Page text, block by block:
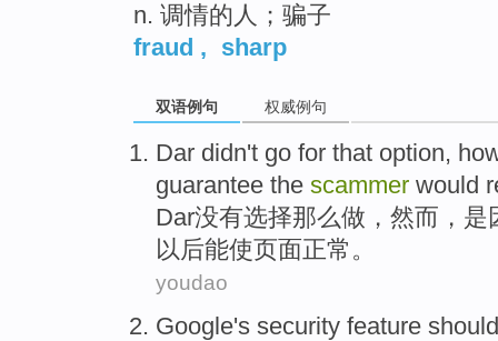
n. 调情的人；骗子
fraud , sharp
双语例句 权威例句
Dar didn't go for that option,
guarantee the scammer would
Dar没有选择那么做， 然而 ， 是
以后能使页面正常。
youdao
Google's security feature should